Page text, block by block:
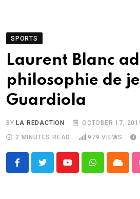
SPORTS
Laurent Blanc
philosophie de
Guardiola
BYLA REDACTION OCTOBER 17,
2 MINUTES READ
979 VIEWS
YoutubeWhatsappCloud